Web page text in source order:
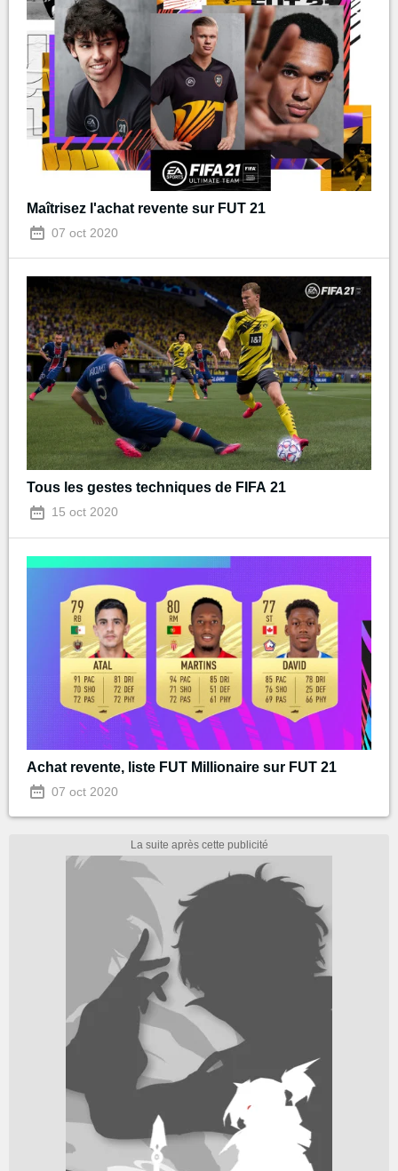
Maîtrisez l'achat revente sur FUT 21
07 oct 2020
Tous les gestes techniques de FIFA 21
15 oct 2020
Achat revente, liste FUT Millionaire sur FUT 21
07 oct 2020